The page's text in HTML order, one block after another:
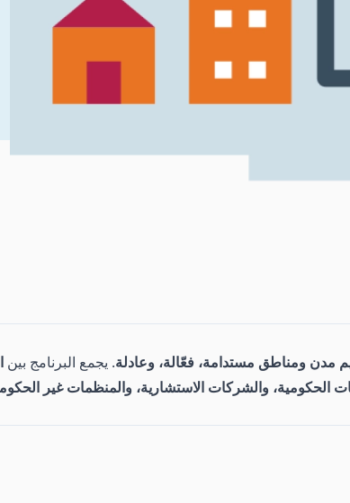
مدن ومناطق مستدامة، فعّالة، وعادلة. يجمع البرنامج بين
الحكومية، والشركات الاستشارية، والمنظمات غير